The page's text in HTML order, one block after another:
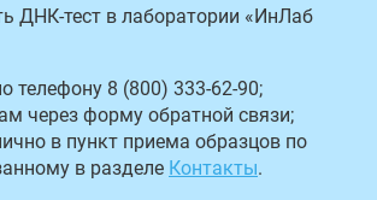
ДНК-тест в лаборатории «ИнЛаб
телефону 8 (800) 333-62-90;
через форму обратной связи;
в пункт приема образцов по
в разделе Контакты.